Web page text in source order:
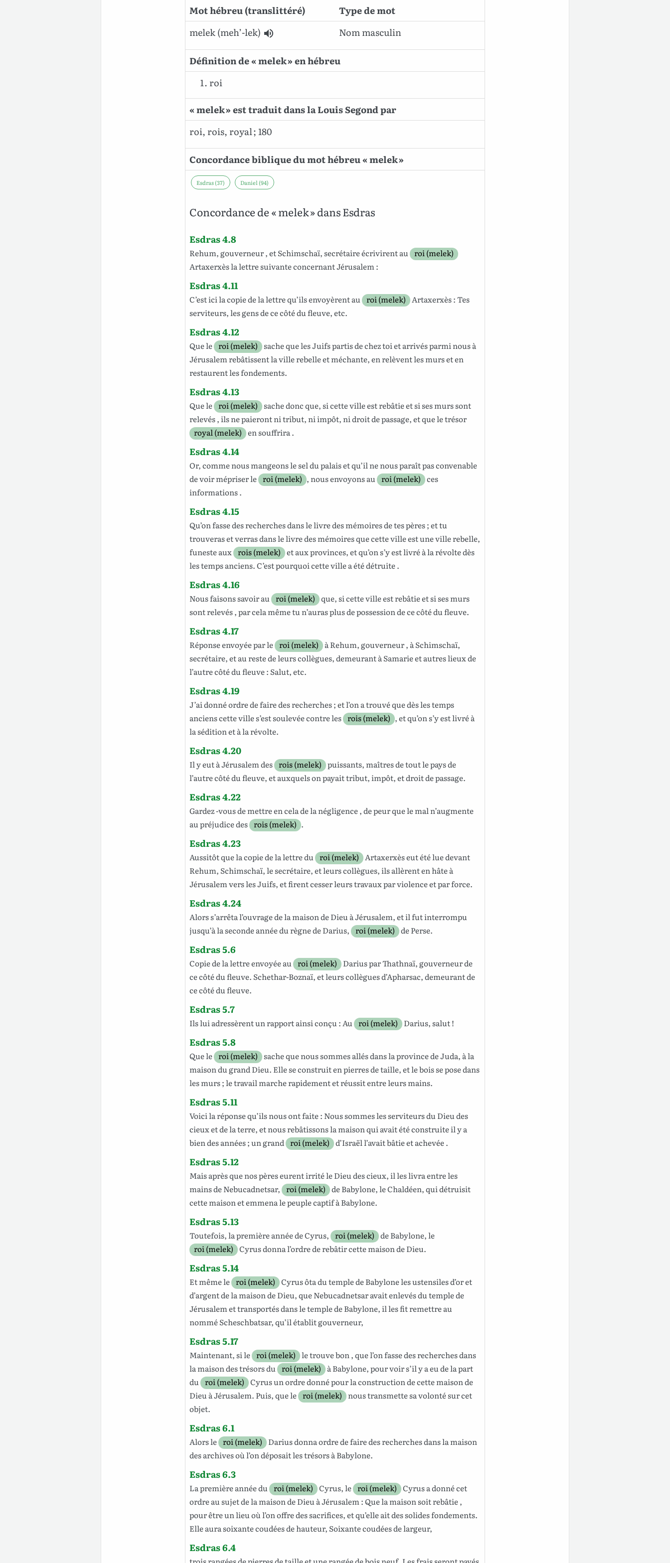
Mot hébreu (translittéré)
Type de mot
melek(meh’-lek) Nom masculin
Définition de « melek » en hébreu
roi
« melek » est traduit dans la Louis Segond par
roi, rois, royal ; 180
Concordance biblique du mot hébreu « melek »
Esdras (37) Daniel (94)
Concordance de « melek » dans Esdras
Esdras 4.8
Rehum,gouverneur, etSchimschaï,secrétaireécrivirentau roi (melek)
ArtaxerxèslalettresuivanteconcernantJérusalem:
Esdras 4.11
C’esticilacopiede lalettrequ’ilsenvoyèrentau roi (melek) Artaxerxès: Tes
serviteurs, lesgensde cecôtédufleuve,etc.
Esdras 4.12
Que le roi (melek) sacheque lesJuifspartisdecheztoietarrivésparminousà
Jérusalemrebâtissentlavillerebelleetméchante, enrelèventlesmurset en
restaurentlesfondements.
Esdras 4.13
Que le roi (melek) sachedoncque,sicettevilleestrebâtieet si sesmurssont
relevés, ilsnepaierontnitribut, niimpôt, ni droit depassage, et que letrésor
royal (melek) ensouffrira.
Esdras 4.14
Or,commenousmangeonsleseldupalaiset qu’il ne nous paraîtpasconvenable
devoirmépriserle roi (melek) ,nousenvoyonsau roi (melek) ces
informations.
Esdras 4.15
Qu’onfasse des recherchesdans lelivredesmémoiresde tespères; et tu
trouverasetverrasdans lelivredesmémoiresquecettevilleest unevillerebelle,
funesteaux rois (melek) et auxprovinces, et qu’on s’y estlivréà larévoltedès
lestempsanciens. C’estpourquoicettevillea étédétruite.
Esdras 4.16
Nousfaisonssavoirau roi (melek) que,sicettevilleestrebâtieet si sesmurs
sontrelevés, parcelamême tun’aurasplusdepossessionde cecôtédufleuve.
Esdras 4.17
Réponseenvoyéepar le roi (melek) àRehum,gouverneur, àSchimschaï,
secrétaire, et aurestede leurscollègues,demeurantàSamarieet autreslieuxde
l’autrecôtédufleuve: Salut,etc.
Esdras 4.19
J’ai donnéordredefaire des recherches; et l’on atrouvéquedèslestemps
ancienscettevilles’estsoulevéecontreles rois (melek) , et qu’on s’y estlivréà
laséditionet à larévolte.
Esdras 4.20
Il yeutàJérusalemdes rois (melek) puissants,maîtresdetoutle pays de
l’autrecôtédufleuve, et auxquels onpayaittribut,impôt, et droit depassage.
Esdras 4.22
Gardez-vous de mettre encelade lanégligence, depeurque lemaln’augmente
aupréjudicedes rois (melek) .
Esdras 4.23
Aussitôtque lacopiede lalettredu roi (melek) Artaxerxèseut étéluedevant
Rehum, Schimschaï, lesecrétaire, et leurscollègues, ilsallèrentenhâteà
JérusalemverslesJuifs,et firentcesserleurs travaux parviolenceet parforce.
Esdras 4.24
Alorss’arrêtal’ouvragede lamaisondeDieuàJérusalem, et il futinterrompu
jusqu’àlasecondeannéedurègnedeDarius, roi (melek) dePerse.
Esdras 5.6
Copiede lalettreenvoyéeau roi (melek) DariusparThathnaï,gouverneurde
cecôtédufleuve. Schethar-Boznaï, et leurscollèguesd’Apharsac, demeurant de
cecôtédufleuve.
Esdras 5.7
Ilsluiadressèrentunrapportainsiconçu: Au roi (melek) Darius,salut!
Esdras 5.8
Que le roi (melek) sacheque nous sommesallésdans laprovincedeJuda, à la
maisondugrandDieu. Elle seconstruitenpierresdetaille, et leboisseposedans
lesmurs;letravailmarcherapidementetréussitentre leursmains.
Esdras 5.11
Voicilaréponsequ’ils nous ontfaite: Noussommes lesserviteursduDieudes
cieuxet de laterre, et nousrebâtissonslamaisonqui avait étéconstruiteil y a
biendesannées; ungrand roi (melek) d’Israëll’avaitbâtieetachevée.
Esdras 5.12
Maisaprèsque nospèreseurentirritéleDieudescieux, illeslivraentre les
mainsdeNebucadnetsar, roi (melek) deBabylone, leChaldéen, quidétruisit
cettemaisonetemmenalepeuplecaptifàBabylone.
Esdras 5.13
Toutefois, lapremièreannéedeCyrus, roi (melek) deBabylone, le
roi (melek) Cyrusdonnal’ordrederebâtircettemaisondeDieu.
Esdras 5.14
Etmêmele roi (melek) CyrusôtadutempledeBabylonelesustensilesd’oret
d’argentde lamaisondeDieu, queNebucadnetsaravaitenlevésdutemplede
Jérusalemettransportésdans letempledeBabylone, illesfitremettreau
nomméScheschbatsar, qu’ilétablitgouverneur,
Esdras 5.17
Maintenant,sile roi (melek) le trouvebon, que l’onfasse des recherchesdans
lamaisondestrésorsdu roi (melek) àBabylone, pour voirs’il y aeude lapart
du roi (melek) Cyrusunordredonnépour laconstructiondecettemaisonde
DieuàJérusalem. Puis, que le roi (melek) noustransmettesavolontésurcet
objet.
Esdras 6.1
Alorsle roi (melek) Dariusdonnaordredefaire des recherchesdans lamaison
desarchivesoùl’ondéposaitlestrésorsàBabylone.
Esdras 6.3
Lapremièreannéedu roi (melek) Cyrus, le roi (melek) Cyrusadonnécet
ordreau sujet de lamaisondeDieuàJérusalem: Que lamaisonsoitrebâtie,
pour être unlieuoù l’onoffredessacrifices, et qu’elle ait dessolidesfondements.
Elle aurasoixantecoudéesdehauteur, Soixantecoudéesdelargeur,
Esdras 6.4